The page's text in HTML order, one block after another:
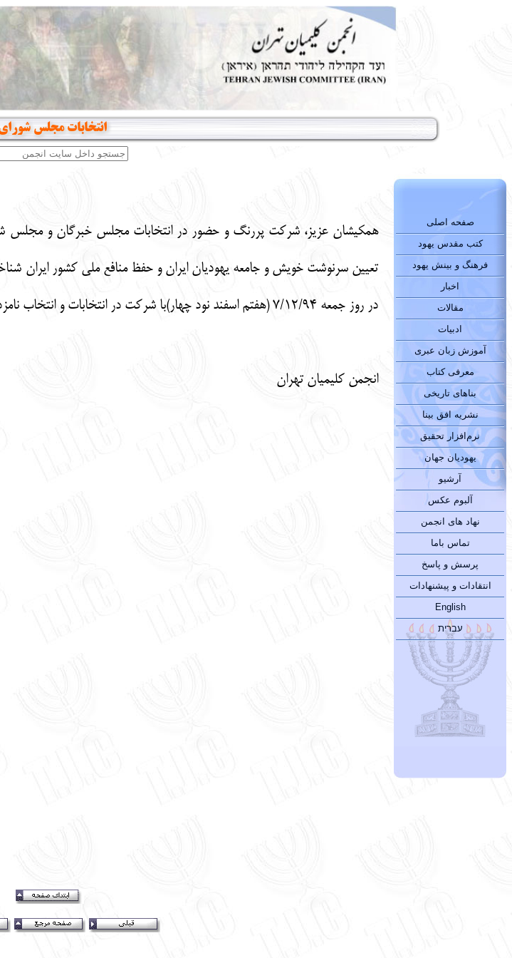
انتخابات مجلس
صفحه اصلی
کتب مقدس یهود
فرهنگ و بینش یهود
اخبار
مقالات
ادبیات
آموزش زبان عبری
معرفی کتاب
بناهای تاریخی
نشریه افق بینا
نرم‌افزار تحقیق
یهودیان جهان
آرشیو
آلبوم عکس
نهاد های انجمن
تماس باما
پرسش و پاسخ
انتقادات و پیشنهادات
English
עברית
همکیشان عزیز، شرکت پررنگ و حضور در انتخابات مجلس خبرگان و
تعیین سرنوشت خویش و جامعه یهودیان ایران و حفظ منافع ملی کشور ایران
در روز جمعه 7/12/94 (هفتم اسفند نود چهار)با شرکت در انتخابات و انتخاب
انجمن کلیمیان تهران